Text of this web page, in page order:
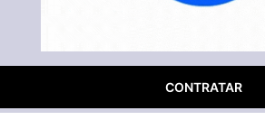
CONTRATAR